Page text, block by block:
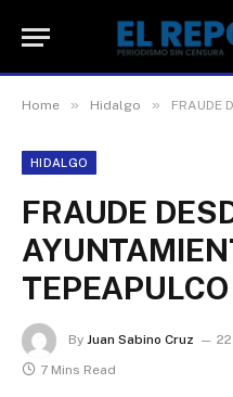
Home » Hidalgo » FRAUDE
HIDALGO
FRAUDE
TEPEAPULCO
By Juan Sabino Cruz
7 Mins Read